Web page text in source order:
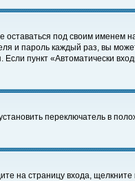
под своим именем
и пароль каждый раз, вы
пункт «Автоматически
переключатель в
на страницу входа,